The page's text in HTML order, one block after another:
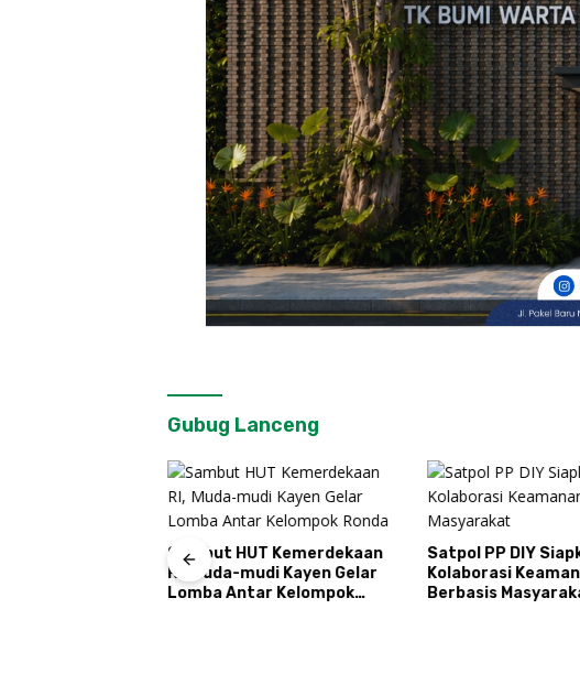
Gubug Lanceng
Sambut HUT Kemerdekaan
RI, Muda-mudi Kayen Gelar
Lomba Antar Kelompok
Satpol PP DIY
Kolaborasi
Berbasis